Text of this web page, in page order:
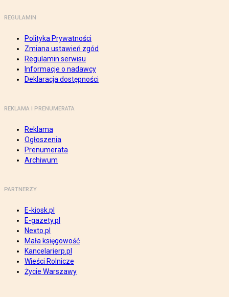
REGULAMIN
Polityka Prywatności
Zmiana ustawień zgód
Regulamin serwisu
Informacje o nadawcy
Deklaracja dostępności
REKLAMA I PRENUMERATA
Reklama
Ogłoszenia
Prenumerata
Archiwum
PARTNERZY
E-kiosk.pl
E-gazety.pl
Nexto.pl
Mała księgowość
Kancelarierp.pl
Wieści Rolnicze
Życie Warszawy